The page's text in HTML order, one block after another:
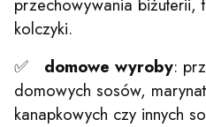
kolczyki.
✅ domowe wyroby:
domowych sosów,
kanapkowych czy innych